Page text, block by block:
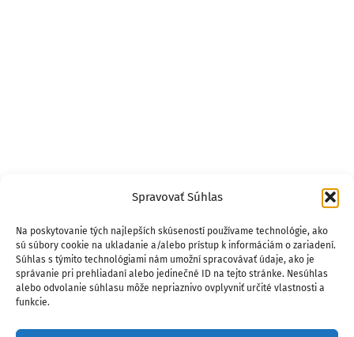
Spravovať Súhlas
Na poskytovanie tých najlepších skúseností používame technológie, ako
sú súbory cookie na ukladanie a/alebo prístup k informáciám o zariadení.
Súhlas s týmito technológiami nám umožní spracovávať údaje, ako je
správanie pri prehliadaní alebo jedinečné ID na tejto stránke. Nesúhlas
alebo odvolanie súhlasu môže nepriaznivo ovplyvniť určité vlastnosti a
funkcie.